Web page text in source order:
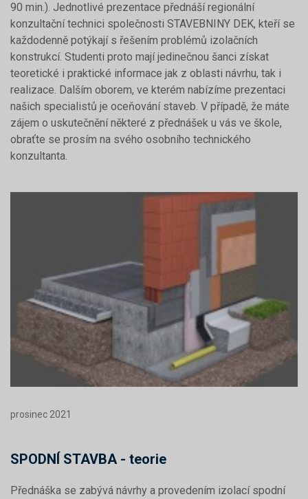
90 min.). Jednotlivé prezentace přednáší regionální
konzultační technici společnosti STAVEBNINY DEK, kteří se
každodenně potýkají s řešením problémů izolačních
konstrukcí. Studenti proto mají jedinečnou šanci získat
teoretické i praktické informace jak z oblasti návrhu, tak i
realizace. Dalším oborem, ve kterém nabízíme prezentaci
našich specialistů je oceňování staveb. V případě, že máte
zájem o uskutečnění některé z přednášek u vás ve škole,
obraťte se prosím na svého osobního technického
konzultanta.
prosinec 2021
SPODNÍ STAVBA - teorie
Přednáška se zabývá návrhy a provedením izolací spodní